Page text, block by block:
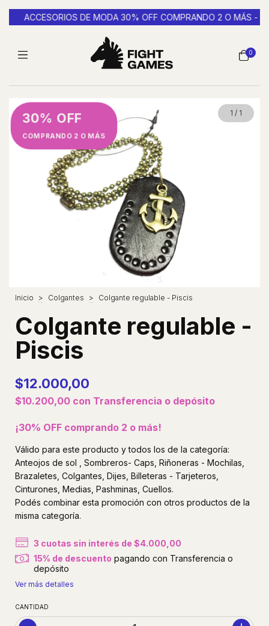
ACCESORIOS DE MODA 30% OFF COMPRANDO 2 O MÁS -
0
30% OFF
COMPRANDO 2 O MÁS
1 / 1
Inicio > Colgantes > Colgante regulable - Piscis
Colgante regulable -
Piscis
$12.000,00
$10.200,00 con Transferencia o depósito
¡30% OFF comprando 2 o más!
Válido para este producto y todos los de la categoría:
Anteojos de sol , Sombreros- Caps, Riñoneras - Mochilas,
Brazaletes, Colgantes, Dijes, Billeteras - Tarjeteros,
Cinturones, Medias, Pashminas, Cuellos.
Podés combinar esta promoción con otros productos de la
misma categoría.
3 cuotas sin interés de$4.000,00
15% de descuento pagando con Transferencia o
depósito
Ver más detalles
CANTIDAD